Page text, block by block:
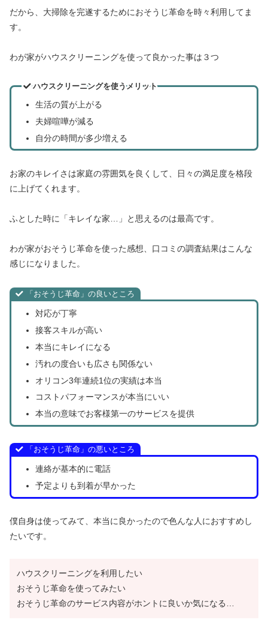
だから、大掃除を完遂するためにおそうじ革命を時々利用してま
す。
わが家がハウスクリーニングを使って良かった事は３つ
ハウスクリーニングを使うメリット
生活の質が上がる
夫婦喧嘩が減る
自分の時間が多少増える
お家のキレイさは家庭の雰囲気を良くして、日々の満足度を格段
に上げてくれます。
ふとした時に「キレイな家…」と思えるのは最高です。
わが家がおそうじ革命を使った感想、口コミの調査結果はこんな
感じになりました。
「おそうじ革命」の良いところ
対応が丁寧
接客スキルが高い
本当にキレイになる
汚れの度合いも広さも関係ない
オリコン3年連続1位の実績は本当
コストパフォーマンスが本当にいい
本当の意味でお客様第一のサービスを提供
「おそうじ革命」の悪いところ
連絡が基本的に電話
予定よりも到着が早かった
僕自身は使ってみて、本当に良かったので色んな人におすすめし
たいです。
ハウスクリーニングを利用したい
おそうじ革命を使ってみたい
おそうじ革命のサービス内容がホントに良いか気になる…